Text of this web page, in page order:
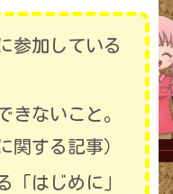
参加している
きないこと。
関する記事）
「はじめに」